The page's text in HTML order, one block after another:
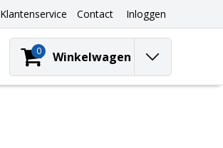
Klantenservice Contact Inloggen
0 Winkelwagen